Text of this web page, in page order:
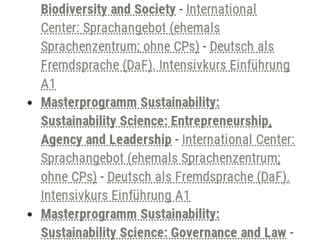
Biodiversity and Society - International
Center: Sprachangebot (ehemals
Sprachenzentrum; ohne CPs) - Deutsch als
Fremdsprache (DaF). Intensivkurs Einführung
A1
Masterprogramm Sustainability:
Sustainability Science: Entrepreneurship,
Agency and Leadership - International Center:
Sprachangebot (ehemals Sprachenzentrum;
ohne CPs) - Deutsch als Fremdsprache (DaF).
Intensivkurs Einführung A1
Masterprogramm Sustainability:
Sustainability Science: Governance and Law -